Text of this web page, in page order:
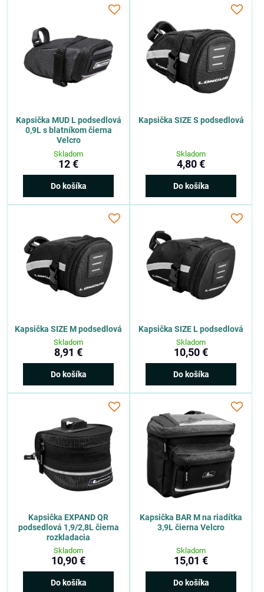
Kapsička MUD L podsedlová
0,9L s blatníkom čierna
Velcro
Skladom
12 €
Do košíka
Kapsička SIZE S podsedlová
Skladom
4,80 €
Do košíka
Kapsička SIZE M podsedlová
Skladom
8,91 €
Do košíka
Kapsička SIZE L podsedlová
Skladom
10,50 €
Do košíka
Kapsička EXPAND QR
podsedlová 1,9/2,8L čierna
rozkladacia
Skladom
10,90 €
Do košíka
Kapsička BAR M na riadítka
3,9L čierna Velcro
Skladom
15,01 €
Do košíka